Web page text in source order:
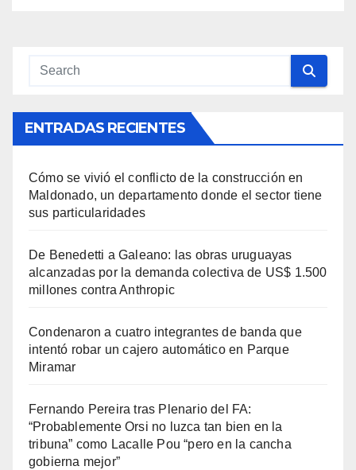
ENTRADAS RECIENTES
Cómo se vivió el conflicto de la construcción en
Maldonado, un departamento donde el sector tiene
sus particularidades
De Benedetti a Galeano: las obras uruguayas
alcanzadas por la demanda colectiva de US$ 1.500
millones contra Anthropic
Condenaron a cuatro integrantes de banda que
intentó robar un cajero automático en Parque
Miramar
Fernando Pereira tras Plenario del FA:
“Probablemente Orsi no luzca tan bien en la
tribuna” como Lacalle Pou “pero en la cancha
gobierna mejor”